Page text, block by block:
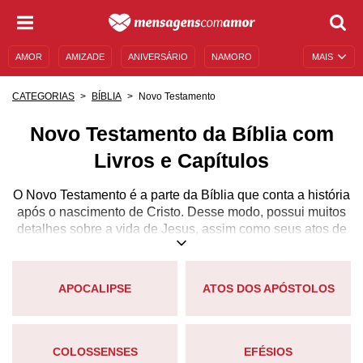
MAIS
AMOR AMIZADE ANIVERSÁRIO NAMORO
CATEGORIAS BÍBLIA Novo Testamento
Novo Testamento da Bíblia com
Livros e Capítulos
O Novo Testamento é a parte da Bíblia que conta a história
após o nascimento de Cristo. Desse modo, possui muitos
detalhes sobre a vida de Jesus, assim como seus atos de
bondade, seus milagres, preces e evangelizações. Esta
partes: os Evangelhos, a história, as Epístolas e a profecia.
(livro de Atos), conhecemos um pouco mais sobre a
APOCALIPSE ATOS DOS APÓSTOLOS
COLOSSENSES EFÉSIOS